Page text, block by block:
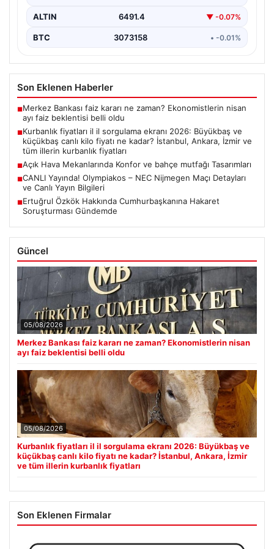
ALTIN 6491.4 ▼ -0.07%
BTC 3073158 • -0.01%
Son Eklenen Haberler
■Merkez Bankası faiz kararı ne zaman? Ekonomistlerin nisan
ayı faiz beklentisi belli oldu
■Kurbanlık fiyatları il il sorgulama ekranı 2026: Büyükbaş ve
küçükbaş canlı kilo fiyatı ne kadar? İstanbul, Ankara, İzmir ve
tüm illerin kurbanlık fiyatları
■Açık Hava Mekanlarında Konfor ve bahçe mutfağı Tasarımları
■CANLI Yayında! Olympiakos – NEC Nijmegen Maçı Detayları
ve Canlı Yayın Bilgileri
■Ertuğrul Özkök Hakkında Cumhurbaşkanına Hakaret
Soruşturması Gündemde
Güncel
05/08/2026
Merkez Bankası faiz kararı ne zaman? Ekonomistlerin nisan
ayı faiz beklentisi belli oldu
05/08/2026
Kurbanlık fiyatları il il sorgulama ekranı 2026: Büyükbaş ve
küçükbaş canlı kilo fiyatı ne kadar? İstanbul, Ankara, İzmir
ve tüm illerin kurbanlık fiyatları
Son Eklenen Firmalar